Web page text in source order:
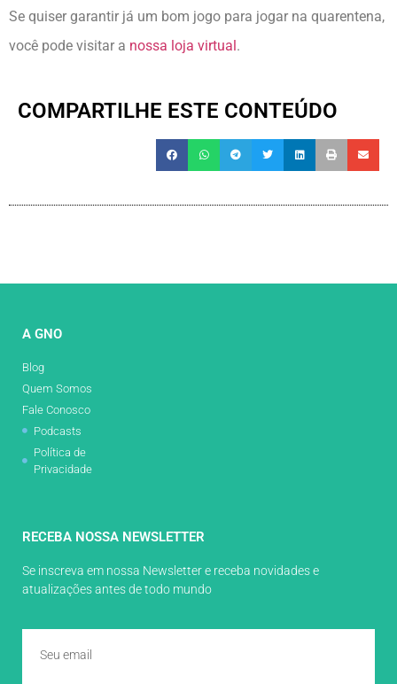
Se quiser garantir já um bom jogo para jogar na quarentena,
você pode visitar a nossa loja virtual .
COMPARTILHE ESTE CONTEÚDO
A GNO
Blog
Quem Somos
Fale Conosco
Podcasts
Política de
Privacidade
RECEBA NOSSA NEWSLETTER
Se inscreva em nossa Newsletter e receba novidades e
atualizações antes de todo mundo